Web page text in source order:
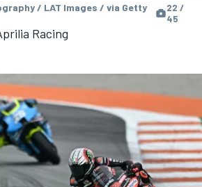
/ LAT Images / via Getty
22 /
45
Racing